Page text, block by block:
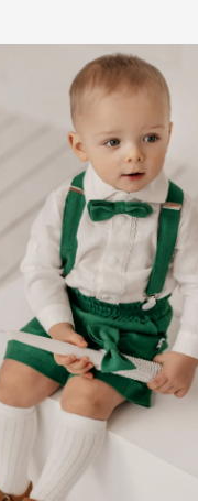
range:
75,00 €
through
87,00 €